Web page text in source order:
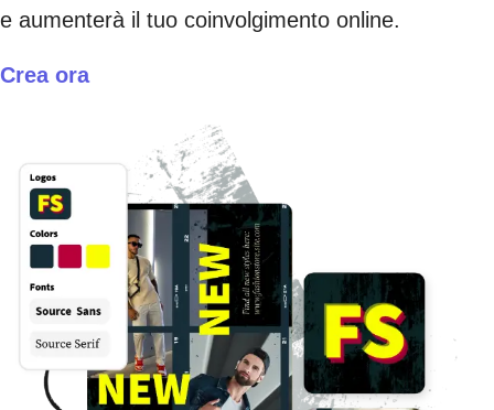
e aumenterà il tuo coinvolgimento online.
Crea ora